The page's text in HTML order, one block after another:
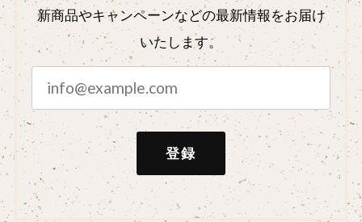
新商品やキャンペーンなどの最新情報をお届け
いたします。
登録